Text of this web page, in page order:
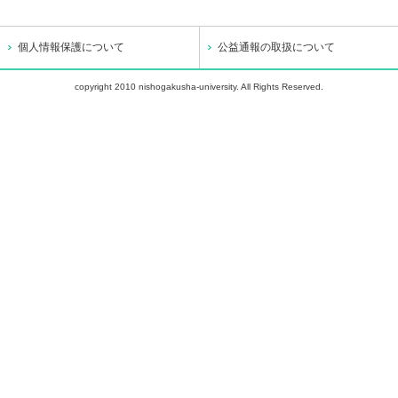
個人情報保護について 公益通報の取扱について
copyright 2010 nishogakusha-university. All Rights Reserved.